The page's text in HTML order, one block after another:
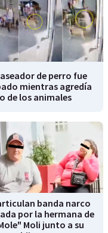
de perro fue
mientras agredía
de los animales
banda narco
por la hermana de
Moli junto a su